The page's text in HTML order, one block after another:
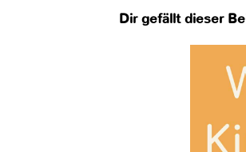
Dir gefällt dieser